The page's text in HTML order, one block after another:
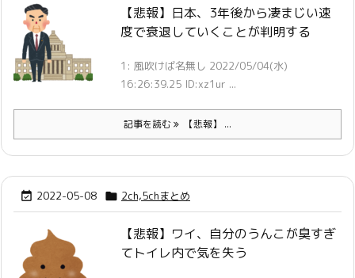
【悲報】日本、3年後から凄まじい速
度で衰退していくことが判明する
1: 風吹けば名無し 2022/05/04(水)
16:26:39.25 ID:xz1ur ...
記事を読む 【悲報】 ...
 2022-05-08  2ch,5chまとめ
【悲報】ワイ、自分のうんこが臭すぎ
てトイレ内で気を失う